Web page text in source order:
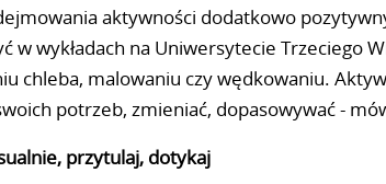
aktywności dodatkowo
w wykładach na Uniwersytecie Trzeciego
chleba, malowaniu czy wędkowaniu.
potrzeb, zmieniać, dopasowywać -
przytulaj, dotykaj